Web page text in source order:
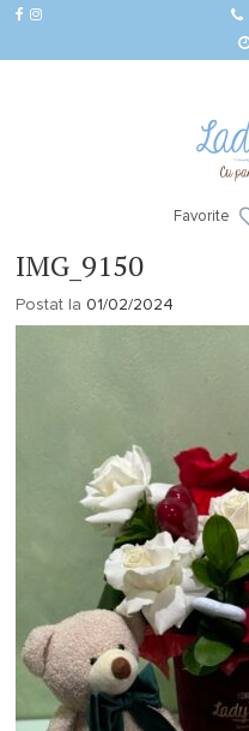
Favorite
IMG_9150
Postat la 01/02/2024